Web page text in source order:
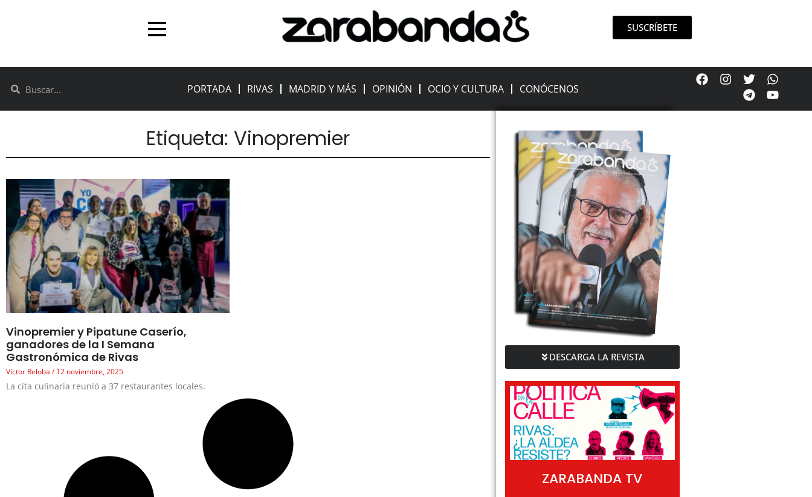
SUSCRÍBETE
PORTADA RIVAS MADRID Y MÁS OPINIÓN OCIO Y CULTURA CONÓCENOS
Etiqueta: Vinopremier
Vinopremier y Pipatune Caserío,
ganadores de la I Semana
Gastronómica de Rivas
Víctor Reloba 12 noviembre, 2025
La cita culinaria reunió a 37 restaurantes locales.
DESCARGA LA REVISTA
ZARABANDA TV